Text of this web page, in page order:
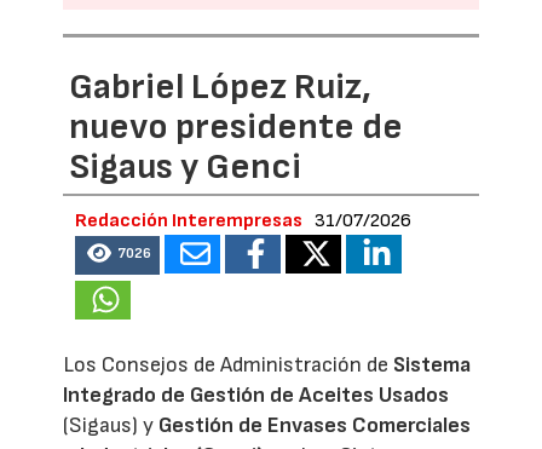
Gabriel López Ruiz,
nuevo presidente de
Sigaus y Genci
Redacción Interempresas 31/07/2026
7026
Los Consejos de Administración de Sistema
Integrado de Gestión de Aceites Usados
(Sigaus) y Gestión de Envases Comerciales